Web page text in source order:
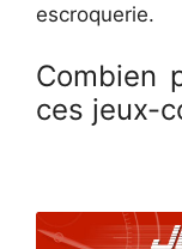
escroquerie.
Combien
ces jeux-